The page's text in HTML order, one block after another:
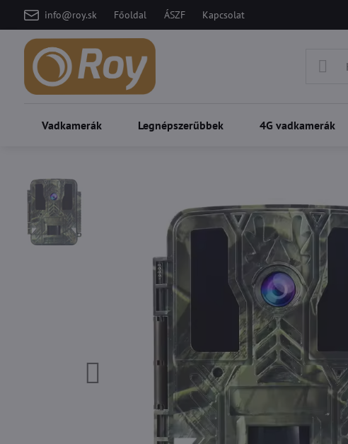
info@roy.sk Főoldal ÁSZF Kapcsolat
Vadkamerák Legnépszerűbbek 4G vadkamerák